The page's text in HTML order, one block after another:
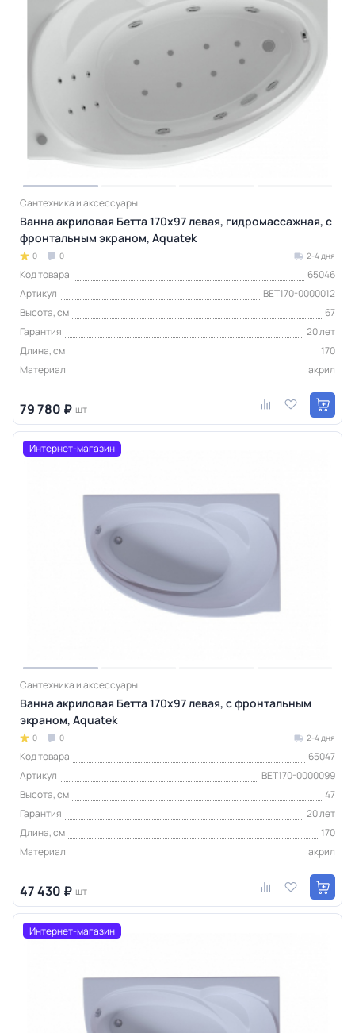
Сантехника и аксессуары
Ванна акриловая Бетта 170х97 левая, гидромассажная, с
фронтальным экраном, Aquatek
0 0 2-4 дня
Код товара
65046
Артикул
BET170-0000012
Высота, см
67
Гарантия
20 лет
Длина, см
170
Материал
акрил
79 780 ₽ шт
Интернет-магазин
Сантехника и аксессуары
Ванна акриловая Бетта 170х97 левая, с фронтальным
экраном, Aquatek
0 0 2-4 дня
Код товара
65047
Артикул
BET170-0000099
Высота, см
47
Гарантия
20 лет
Длина, см
170
Материал
акрил
47 430 ₽ шт
Интернет-магазин